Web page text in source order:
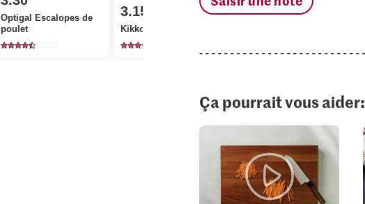
Optigal Escalopes de
poulet
3.15
Kikkoman Sauce soja
1.90
Ça pourrait vous aider: